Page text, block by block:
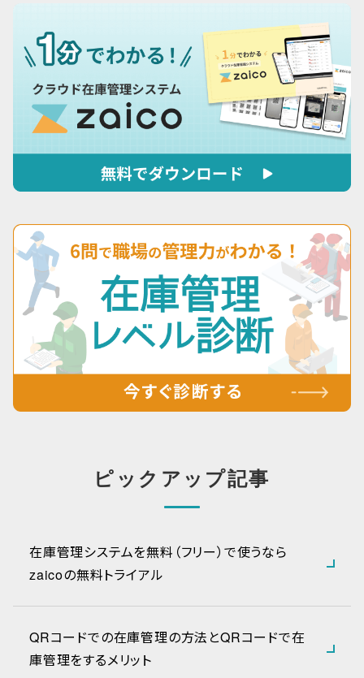
ピックアップ記事
在庫管理システムを無料（フリー）で使うなら
zaicoの無料トライアル
QRコードでの在庫管理の方法とQRコードで在
庫管理をするメリット